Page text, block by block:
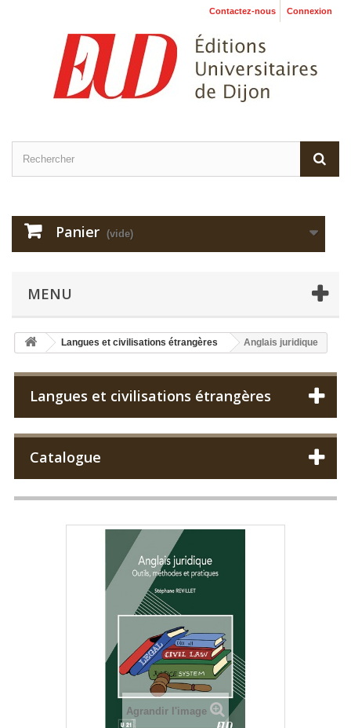
Connexion
Contactez-nous
Panier (vide)
MENU
Langues et civilisations étrangères Anglais juridique
Langues et civilisations étrangères
Catalogue
Agrandir l'image